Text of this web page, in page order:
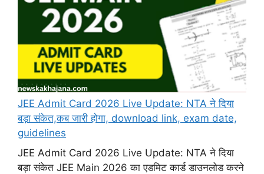
JEE Admit Card 2026 Live Update: NTA ने दिया
बड़ा संकेत,कब जारी होगा, download link, exam date,
guidelines
JEE Admit Card 2026 Live Update: NTA ने दिया
बड़ा संकेत JEE Main 2026 का एडमिट कार्ड डाउनलोड करने